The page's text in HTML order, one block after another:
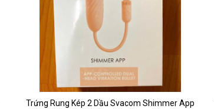
Trứng Rung Kép 2 Dầu Svacom Shimmer App